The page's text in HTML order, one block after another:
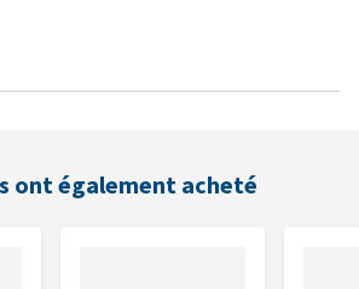
ont également acheté